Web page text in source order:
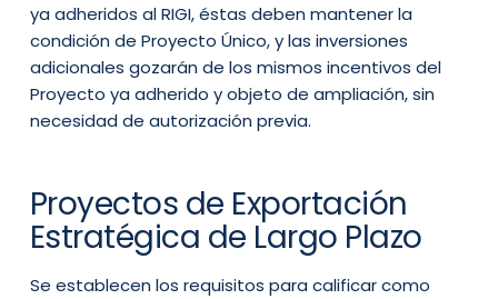
ya adheridos al RIGI, éstas deben mantener la
condición de Proyecto Único, y las inversiones
adicionales gozarán de los mismos incentivos del
Proyecto ya adherido y objeto de ampliación, sin
necesidad de autorización previa.
Proyectos de Exportación
Estratégica de Largo Plazo
Se establecen los requisitos para calificar como